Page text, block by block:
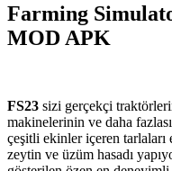
Farming
MOD APK
FS23 sizi gerçekçi
makinelerinin ve daha
çeşitli ekinler içeren
zeytin ve üzüm hasadı